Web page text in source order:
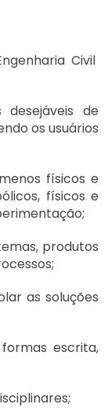
Civil
de
os usuários
físicos e
físicos e
produtos
as soluções
escrita,